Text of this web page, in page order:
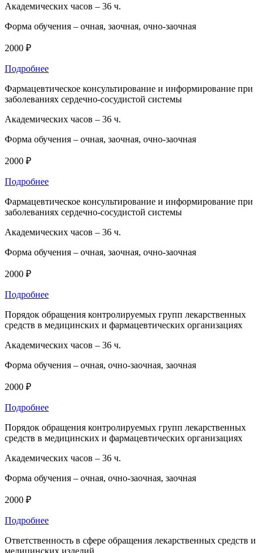
Академических часов – 36 ч.
Форма обучения – очная, заочная, очно-заочная
2000 ₽
Подробнее
Фармацевтическое консультирование и информирование при
заболеваниях сердечно-сосудистой системы
Академических часов – 36 ч.
Форма обучения – очная, заочная, очно-заочная
2000 ₽
Подробнее
Фармацевтическое консультирование и информирование при
заболеваниях сердечно-сосудистой системы
Академических часов – 36 ч.
Форма обучения – очная, заочная, очно-заочная
2000 ₽
Подробнее
Порядок обращения контролируемых групп лекарственных
средств в медицинских и фармацевтических организациях
Академических часов – 36 ч.
Форма обучения – очная, очно-заочная, заочная
2000 ₽
Подробнее
Порядок обращения контролируемых групп лекарственных
средств в медицинских и фармацевтических организациях
Академических часов – 36 ч.
Форма обучения – очная, очно-заочная, заочная
2000 ₽
Подробнее
Ответственность в сфере обращения лекарственных средств и
медицинских изделий